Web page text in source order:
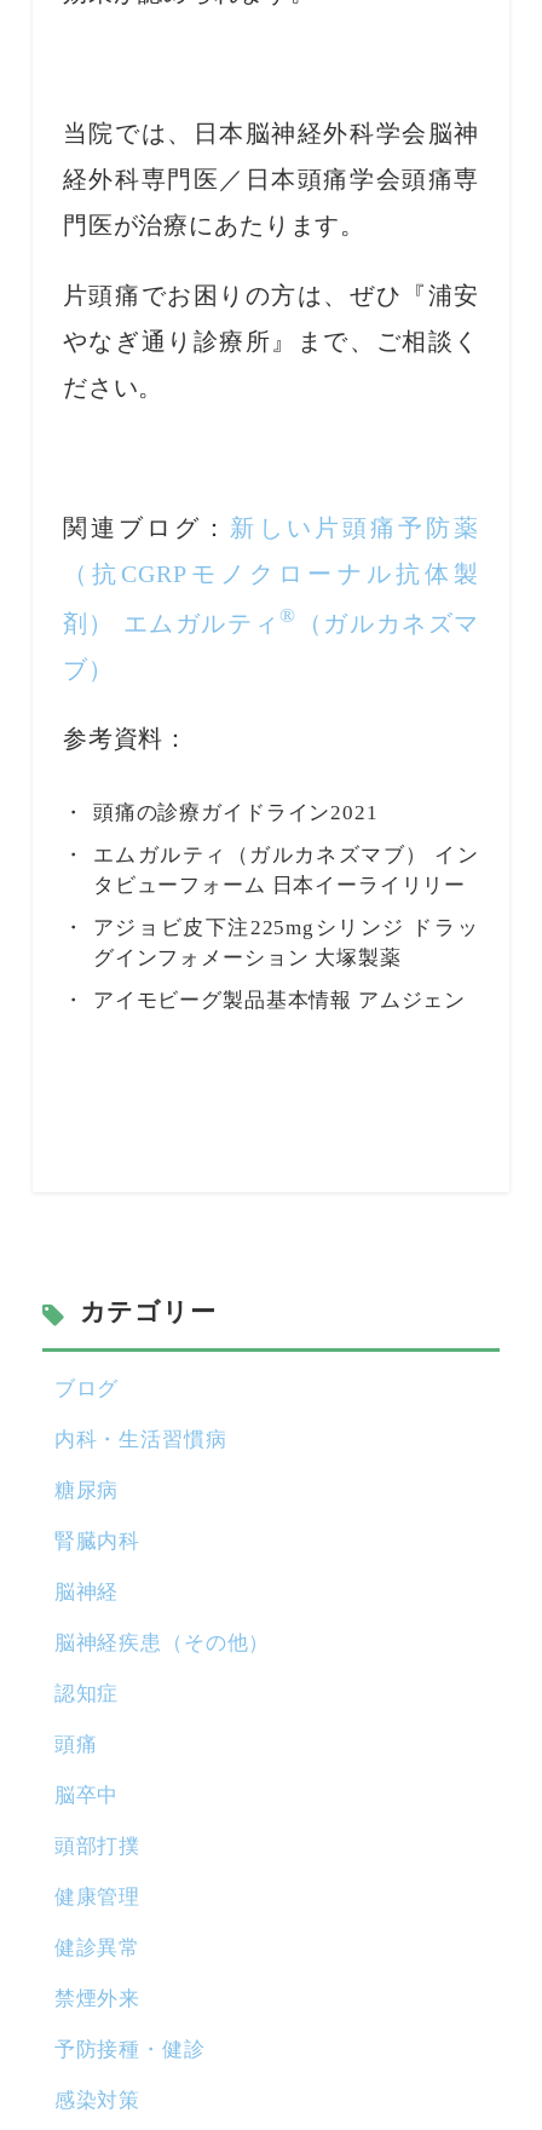
当院では、日本脳神経外科学会脳神
経外科専門医／日本頭痛学会頭痛専
門医が治療にあたります。
片頭痛でお困りの方は、ぜひ『浦安
やなぎ通り診療所』まで、ご相談く
ださい。
関連ブログ： 新しい片頭痛予防薬
（抗CGRPモノクローナル抗体製
剤） エムガルティ®
（ガルカネズマ
ブ）
参考資料：
頭痛の診療ガイドライン2021
エムガルティ（ガルカネズマブ） イン
タビューフォーム 日本イーライリリー
アジョビ皮下注225mgシリンジ ドラッ
グインフォメーション 大塚製薬
アイモビーグ製品基本情報 アムジェン
カテゴリー
ブログ
内科・生活習慣病
糖尿病
腎臓内科
脳神経
脳神経疾患（その他）
認知症
頭痛
脳卒中
頭部打撲
健康管理
健診異常
禁煙外来
予防接種・健診
感染対策